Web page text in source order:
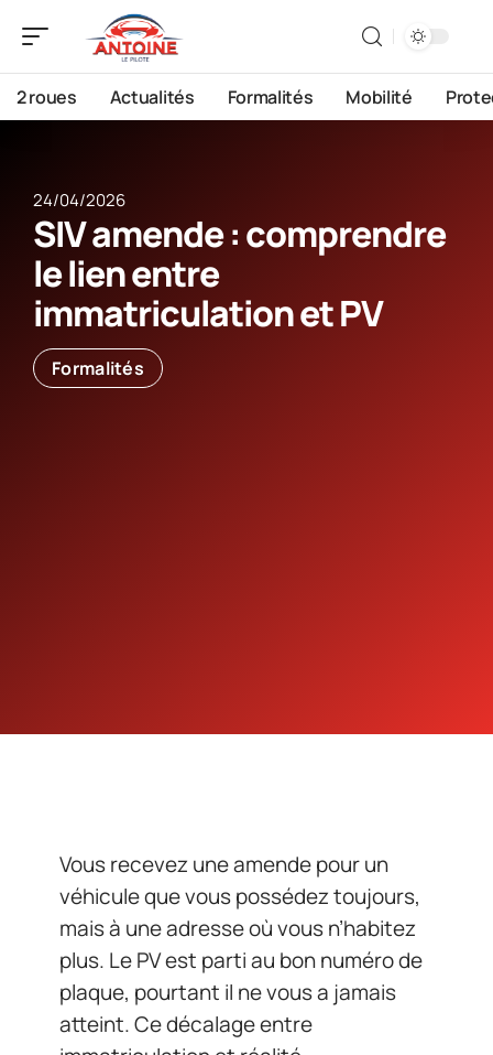
2 roues Actualités Formalités Mobilité
24/04/2026
SIV amende : comprendre
le lien entre
immatriculation et PV
Formalités
Vous recevez une amende pour un
véhicule que vous possédez toujours,
mais à une adresse où vous n’habitez
plus. Le PV est parti au bon numéro de
plaque, pourtant il ne vous a jamais
atteint. Ce décalage entre